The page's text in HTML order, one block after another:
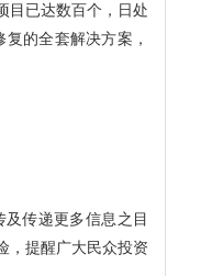
目已达数百个，日处
的全套解决方案，
传递更多信息之目
，提醒广大民众投资